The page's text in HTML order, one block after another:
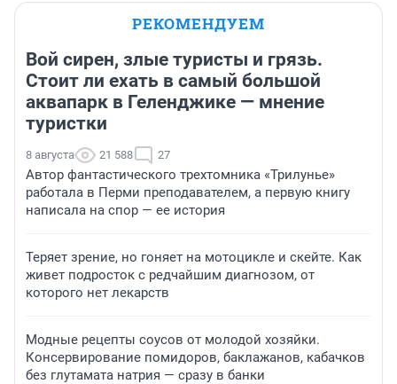
РЕКОМЕНДУЕМ
Вой сирен, злые туристы и грязь.
Стоит ли ехать в самый большой
аквапарк в Геленджике — мнение
туристки
8 августа 21 588 27
Автор фантастического трехтомника «Трилунье»
работала в Перми преподавателем, а первую книгу
написала на спор — ее история
Теряет зрение, но гоняет на мотоцикле и скейте. Как
живет подросток с редчайшим диагнозом, от
которого нет лекарств
Модные рецепты соусов от молодой хозяйки.
Консервирование помидоров, баклажанов, кабачков
без глутамата натрия — сразу в банки